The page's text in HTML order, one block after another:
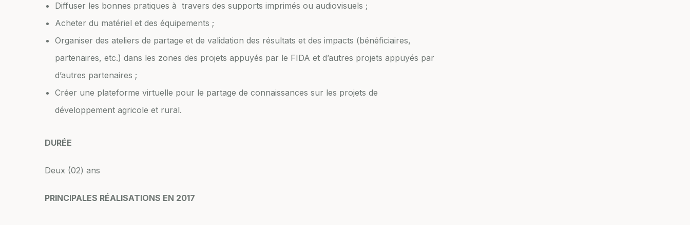
Diffuser les bonnes pratiques à travers des supports imprimés ou audiovisuels ;
Acheter du matériel et des équipements ;
Organiser des ateliers de partage et de validation des résultats et des impacts (bénéficiaires,
partenaires, etc.) dans les zones des projets appuyés par le FIDA et d’autres projets appuyés par
d’autres partenaires ;
Créer une plateforme virtuelle pour le partage de connaissances sur les projets de
développement agricole et rural.
DURÉE
Deux (02) ans
PRINCIPALES RÉALISATIONS EN 2017